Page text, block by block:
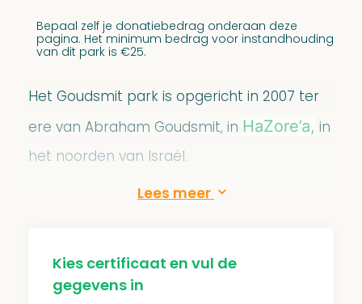
Bepaal zelf je donatiebedrag onderaan deze
pagina. Het minimum bedrag voor instandhouding
van dit park is €25.
Het Goudsmit park is opgericht in 2007 ter
ere van Abraham Goudsmit, in HaZore’a, in
het noorden van Israël.
De JNF bossen worden constant
JNF. De parken zijn 24 uur per dag gratis
toegankelijk voor iedereen. De bossen
Kies certificaat en vul de
gegevens in